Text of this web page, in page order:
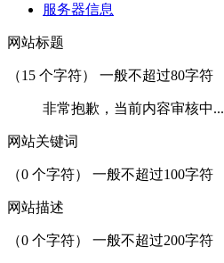
服务器信息
网站标题
（15 个字符） 一般不超过80字符
非常抱歉，当前内容审核中...
网站关键词
（0 个字符） 一般不超过100字符
网站描述
（0 个字符） 一般不超过200字符